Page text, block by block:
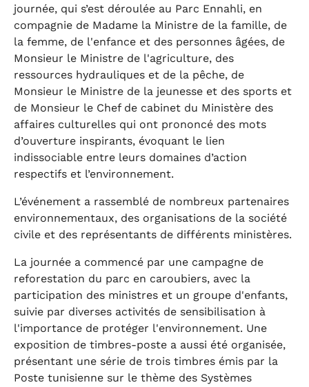
journée, qui s’est déroulée au Parc Ennahli, en
compagnie de Madame la Ministre de la famille, de
la femme, de l'enfance et des personnes âgées, de
Monsieur le Ministre de l'agriculture, des
ressources hydrauliques et de la pêche, de
Monsieur le Ministre de la jeunesse et des sports et
de Monsieur le Chef de cabinet du Ministère des
affaires culturelles qui ont prononcé des mots
d’ouverture inspirants, évoquant le lien
indissociable entre leurs domaines d’action
respectifs et l’environnement.
L’événement a rassemblé de nombreux partenaires
environnementaux, des organisations de la société
civile et des représentants de différents ministères.
La journée a commencé par une campagne de
reforestation du parc en caroubiers, avec la
participation des ministres et un groupe d'enfants,
suivie par diverses activités de sensibilisation à
l'importance de protéger l'environnement. Une
exposition de timbres-poste a aussi été organisée,
présentant une série de trois timbres émis par la
Poste tunisienne sur le thème des Systèmes